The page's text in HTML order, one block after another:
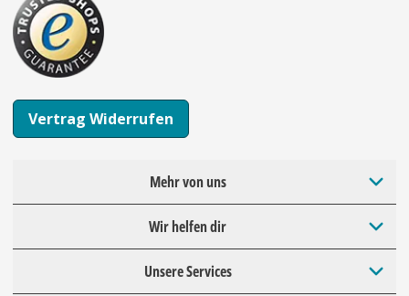
Vertrag Widerrufen
Mehr von uns
Wir helfen dir
Unsere Services